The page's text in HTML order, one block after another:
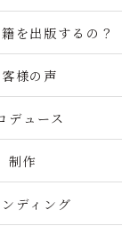
を出版するの？
様の声
デュース
制作
ディング